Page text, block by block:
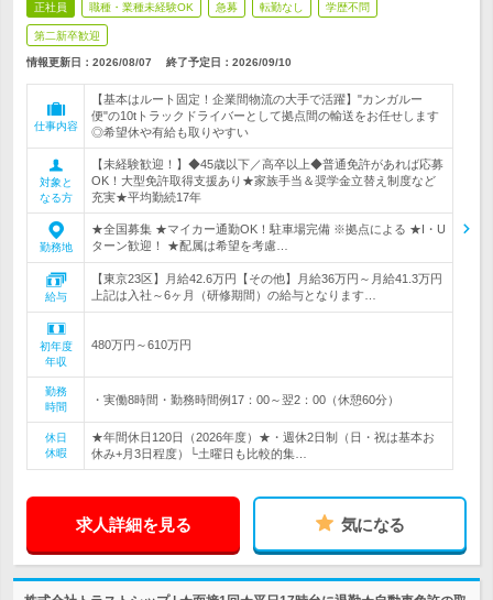
正社員 職種・業種未経験OK 急募 転勤なし 学歴不問
第二新卒歓迎
情報更新日：2026/08/07 終了予定日： 2026/09/10
仕事内容
【基本はルート固定！企業間物流の大手で活躍】"カンガルー
便"の10tトラックドライバーとして拠点間の輸送をお任せします
◎希望休や有給も取りやすい
対象と
なる方
【未経験歓迎！】◆45歳以下／高卒以上◆普通免許があれば応募
OK！大型免許取得支援あり★家族手当＆奨学金立替え制度など
充実★平均勤続17年
勤務地
★全国募集 ★マイカー通勤OK！駐車場完備 ※拠点による ★I・U
ターン歓迎！ ★配属は希望を考慮…
給与
【東京23区】月給42.6万円【その他】月給36万円～月給41.3万円
上記は入社～6ヶ月（研修期間）の給与となります…
初年度
年収
480万円～610万円
勤務
時間
・実働8時間・勤務時間例17：00～翌2：00（休憩60分）
休日
休暇
★年間休日120日（2026年度）★・週休2日制（日・祝は基本お
休み+月3日程度）└土曜日も比較的集…
求人詳細を見る 気になる